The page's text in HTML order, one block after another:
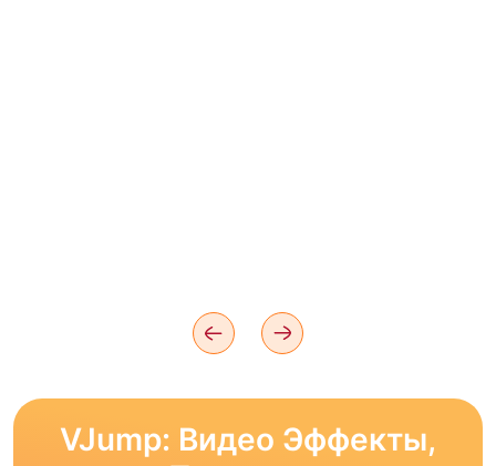
VJump: Видео Эффекты,